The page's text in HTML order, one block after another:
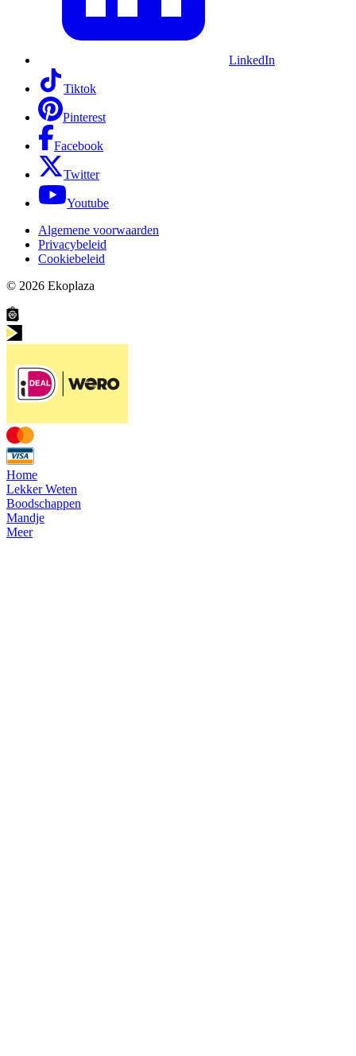
LinkedIn
Tiktok
Pinterest
Facebook
Twitter
Youtube
Algemene voorwaarden
Privacybeleid
Cookiebeleid
© 2026 Ekoplaza
Home
Lekker Weten
Boodschappen
Mandje
Meer